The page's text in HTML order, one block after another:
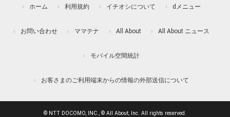
ホーム 利用規約 イチオシについて dメニュー
お問い合わせ ママテナ All About All About ニュース
モバイル空間統計
お客さまのご利用端末からの情報の外部送信について
© NTT DOCOMO, INC., © All About, Inc. All rights reserved.